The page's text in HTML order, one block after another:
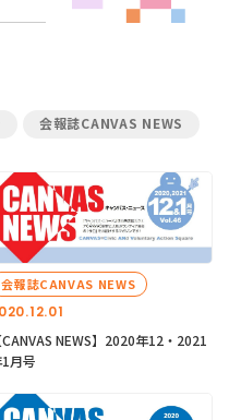
会報誌CANVAS NEWS
会報誌CANVAS NEWS
CANVAS NEWS】2020年12・2021
月号